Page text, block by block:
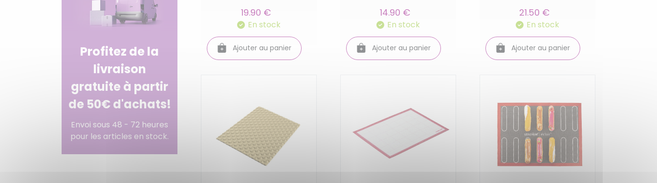
Profitez de la
livraison
gratuite à partir
de 50€ d'achats!
Envoi sous 48 - 72 heures
pour les articles en stock.
19.90 €
En stock
Ajouter au panier
14.90 €
En stock
Ajouter au panier
21.50 €
En stock
Ajouter au panier